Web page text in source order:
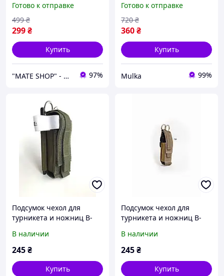
Готово к отправке
299₴
499 ₴
Купить
"MATE SHOP" - интернет-магазин для сильных духом! 97%
турникета крипление
MOLLE ojbgl
Готово к отправке
360₴
720 ₴
Купить
Mulka 99%
Подсумок чехол для
турникета и ножниц B-
В наличии
245₴
Купить
Подсумок чехол для
турникета и ножниц B-
В наличии
245₴
Купить